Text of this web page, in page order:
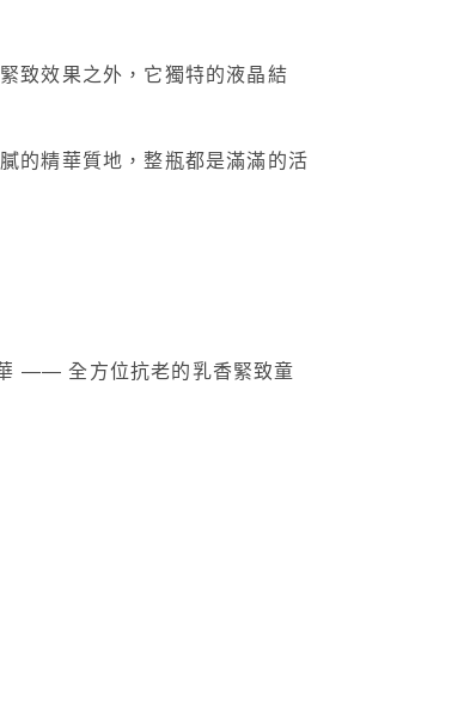
致效果之外，它獨特的液晶結
的精華質地，整瓶都是滿滿的活
—— 全方位抗老的乳香緊致童